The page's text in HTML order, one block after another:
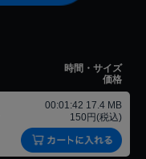
時間・サイズ
価格
00:01:42 17.4 MB
150円(税込)